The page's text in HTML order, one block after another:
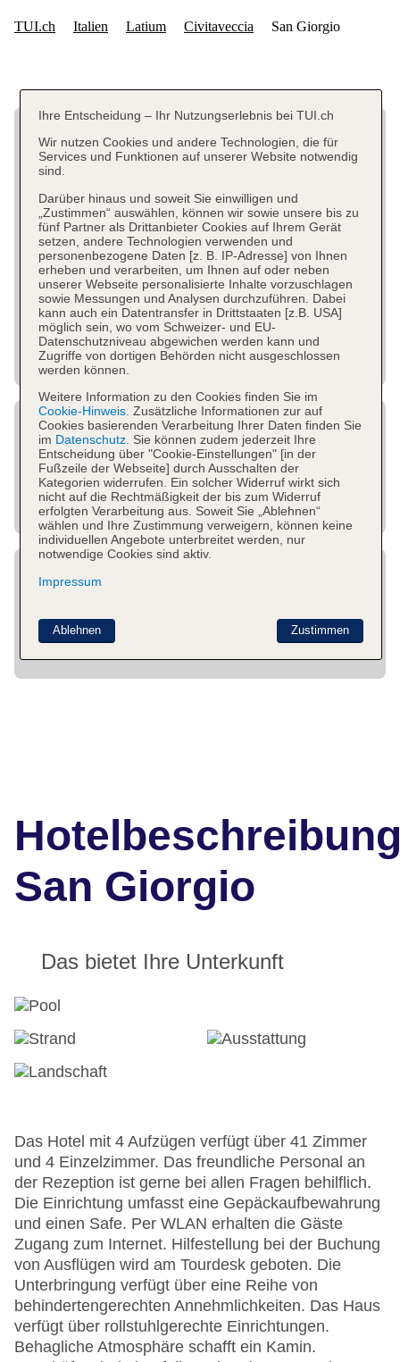
San Giorgio
Das bietet Ihre Unterkunft
Das Hotel mit 4 Aufzügen verfügt über 41 Zimmer
und 4 Einzelzimmer. Das freundliche Personal an
der Rezeption ist gerne bei allen Fragen behilflich.
Die Einrichtung umfasst eine Gepäckaufbewahrung
und einen Safe. Per WLAN erhalten die Gäste
Zugang zum Internet. Hilfestellung bei der Buchung
von Ausflügen wird am Tourdesk geboten. Die
Unterbringung verfügt über eine Reihe von
behindertengerechten Annehmlichkeiten. Das Haus
verfügt über rollstuhlgerechte Einrichtungen.
Behagliche Atmosphäre schafft ein Kamin.
Ihre Entscheidung – Ihr Nutzungserlebnis bei TUI.ch
Wir nutzen Cookies und andere Technologien, die für
Services und Funktionen auf unserer Website notwendig
sind.
Darüber hinaus und soweit Sie einwilligen und
„Zustimmen“ auswählen, können wir sowie unsere bis zu
fünf Partner als Drittanbieter Cookies auf Ihrem Gerät
setzen, andere Technologien verwenden und
personenbezogene Daten [z. B. IP-Adresse] von Ihnen
erheben und verarbeiten, um Ihnen auf oder neben
unserer Webseite personalisierte Inhalte vorzuschlagen
sowie Messungen und Analysen durchzuführen. Dabei
kann auch ein Datentransfer in Drittstaaten [z.B. USA]
möglich sein, wo vom Schweizer- und EU-
Datenschutzniveau abgewichen werden kann und
Zugriffe von dortigen Behörden nicht ausgeschlossen
werden können.
Weitere Information zu den Cookies finden Sie im
Cookie-Hinweis. Zusätzliche Informationen zur auf
Cookies basierenden Verarbeitung Ihrer Daten finden Sie
im Datenschutz. Sie können zudem jederzeit Ihre
Entscheidung über "Cookie-Einstellungen" [in der
Fußzeile der Webseite] durch Ausschalten der
Kategorien widerrufen. Ein solcher Widerruf wirkt sich
nicht auf die Rechtmäßigkeit der bis zum Widerruf
erfolgten Verarbeitung aus. Soweit Sie „Ablehnen“
wählen und Ihre Zustimmung verweigern, können keine
individuellen Angebote unterbreitet werden, nur
notwendige Cookies sind aktiv.
Impressum
Zustimmen
Ablehnen